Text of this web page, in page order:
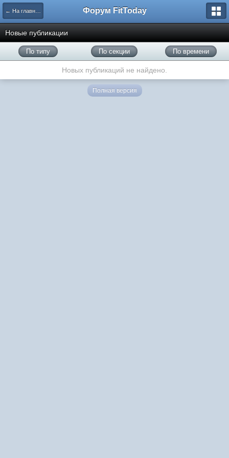
← На главную Форум FitToday
Новые публикации
По типу По секции По времени
Новых публикаций не найдено.
Полная версия